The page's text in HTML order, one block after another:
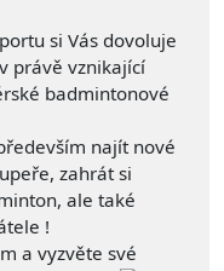
si Vás dovoluje
právě vznikající
badmintonové
najít nové
zahrát si
ale také
!
a vyzvěte své